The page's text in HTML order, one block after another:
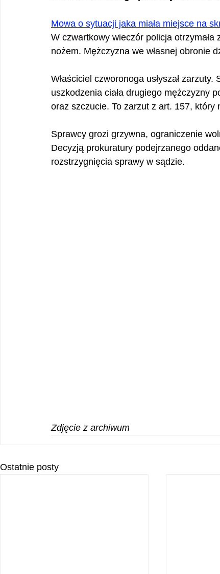
Mowa o sytuacji jaka miała miejsce na
W czwartkowy wieczór policja otrzymała
nożem. Mężczyzna we własnej obronie
Właściciel czworonoga usłyszał
uszkodzenia ciała drugiego mężczyzny
oraz szczucie. To zarzut z art. 157, który
Sprawcy grozi grzywna, ograniczenie
Decyzją prokuratury podejrzanego
rozstrzygnięcia sprawy w sądzie.
Zdjęcie z archiwum
Ostatnie posty